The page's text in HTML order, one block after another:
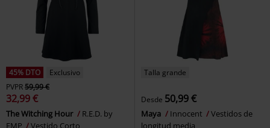
45% DTO
Exclusivo
PVPR59,99 €
32,99 €
The Witching Hour
R.E.D. by
EMP
Vestido Corto
Talla grande
Desde 50,99 €
Maya Innocent
Vestidos de
longitud media